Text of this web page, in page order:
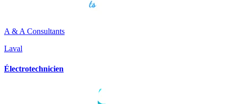
A & A Consultants
Laval
Électrotechnicien